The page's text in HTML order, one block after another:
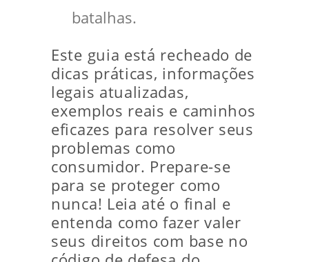
batalhas.
Este guia está recheado de
dicas práticas, informações
legais atualizadas,
exemplos reais e caminhos
eficazes para resolver seus
problemas como
consumidor. Prepare-se
para se proteger como
nunca! Leia até o final e
entenda como fazer valer
seus direitos com base no